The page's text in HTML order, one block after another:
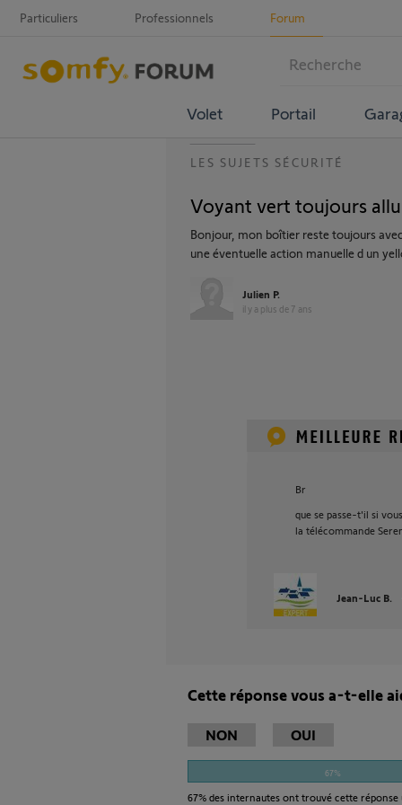
Particuliers Professionnels Forum
Volet Portail
LES SUJETS SÉCURITÉ
Voyant vert toujours
Bonjour, mon boîtier reste toujours
une éventuelle action manuelle d un
Julien P.
il y a plus de 7 ans
Br
que se passe-t'il si
la télécommande
Jean-Luc B.
Cette réponse vous a-t-elle
NON OUI
67%
67% des internautes ont trouvé cette réponse